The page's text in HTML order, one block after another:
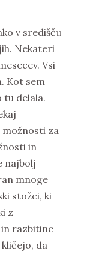
v središču
Nekateri
Vsi
Kot sem
tu delala.
za
in
najbolj
mnoge
stožci, ki
z
razbitine
da